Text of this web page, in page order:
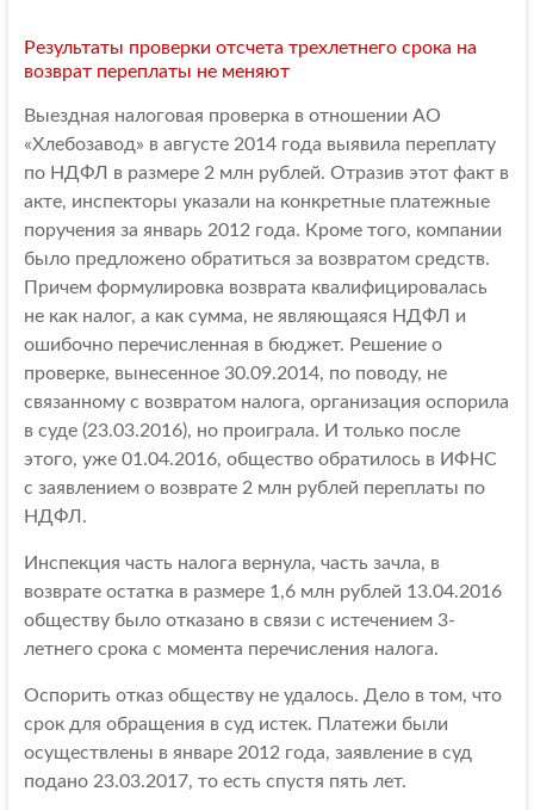
Результаты проверки отсчета трехлетнего срока на
возврат переплаты не меняют
Выездная налоговая проверка в отношении АО
«Хлебозавод» в августе 2014 года выявила переплату
по НДФЛ в размере 2 млн рублей. Отразив этот факт в
акте, инспекторы указали на конкретные платежные
поручения за январь 2012 года. Кроме того, компании
было предложено обратиться за возвратом средств.
Причем формулировка возврата квалифицировалась
не как налог, а как сумма, не являющаяся НДФЛ и
ошибочно перечисленная в бюджет. Решение о
проверке, вынесенное 30.09.2014, по поводу, не
связанному с возвратом налога, организация оспорила
в суде (23.03.2016), но проиграла. И только после
этого, уже 01.04.2016, общество обратилось в ИФНС
с заявлением о возврате 2 млн рублей переплаты по
НДФЛ.
Инспекция часть налога вернула, часть зачла, в
возврате остатка в размере 1,6 млн рублей 13.04.2016
обществу было отказано в связи с истечением 3-
летнего срока с момента перечисления налога.
Оспорить отказ обществу не удалось. Дело в том, что
срок для обращения в суд истек. Платежи были
осуществлены в январе 2012 года, заявление в суд
подано 23.03.2017, то есть спустя пять лет.